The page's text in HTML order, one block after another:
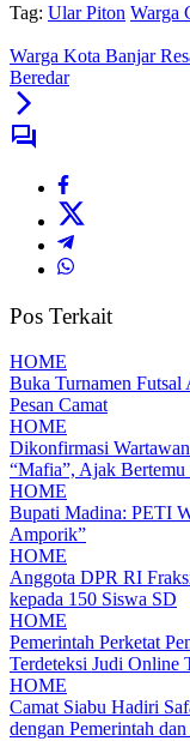
Tag: Ular Piton Warga
Warga Kota Banjar
Beredar
Pos Terkait
HOME
Buka Turnamen Futsal
Pesan Camat
HOME
Dikonfirmasi
“Mafia”, Ajak
HOME
Bupati Madina: PETI
Amporik”
HOME
Anggota DPR RI
kepada 150 Siswa SD
HOME
Pemerintah Perketat
Terdeteksi Judi Online
HOME
Camat Siabu Hadiri
dengan Pemerintah